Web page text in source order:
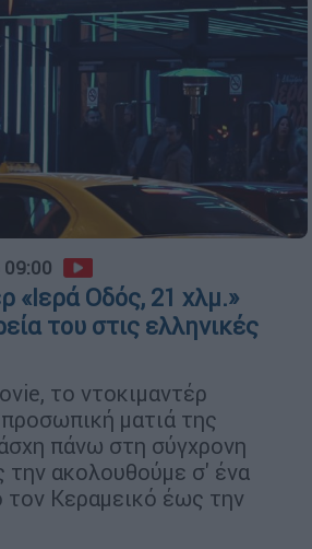
«Ιερά Οδός, 21 χλμ.»
του στις ελληνικές
το ντοκιμαντέρ
ματιά της
πάνω στη σύγχρονη
την ακολουθούμε σ' ένα
τον Κεραμεικό έως την